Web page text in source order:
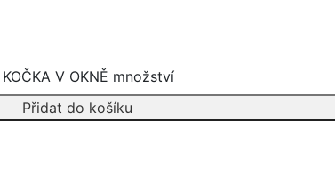
V OKNĚ množství
Přidat do košíku